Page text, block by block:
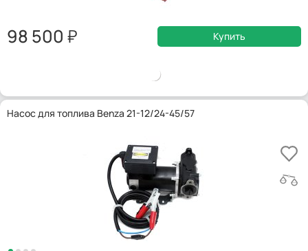
98 500 Купить
Насос для топлива Benza 21-12/24-45/57